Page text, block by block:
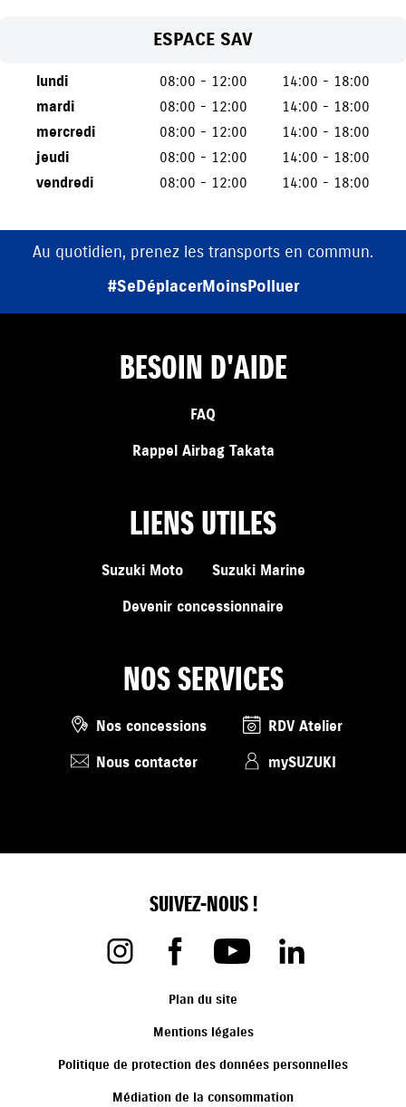
ESPACE SAV
lundi 08:00 - 12:00
14:00 - 18:00
mardi
08:00 - 12:00
14:00 - 18:00
mercredi
08:00 - 12:00
14:00 - 18:00
jeudi
08:00 - 12:00
14:00 - 18:00
vendredi
08:00 - 12:00 14:00 - 18:00
Au quotidien, prenez les transports en commun.
#SeDéplacerMoinsPolluer
BESOIN D'AIDE
FAQ
Rappel Airbag Takata
LIENS UTILES
Suzuki Moto
Suzuki Marine
Devenir concessionnaire
NOS SERVICES
Nos concessions
Nous contacter
RDV Atelier
mySUZUKI
SUIVEZ-NOUS !
Plan du site
Mentions légales
Politique de protection des données personnelles
Médiation de la consommation